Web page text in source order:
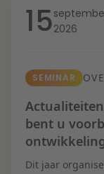
152026
SEMINAR
bent u
Dit jaar